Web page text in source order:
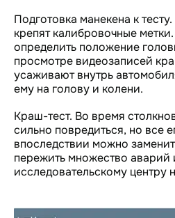
Подготовка манекена к
крепят калибровочные
определить положение
просмотре видеозаписей
усаживают внутрь
ему на голову и колени.
Краш-тест. Во время
сильно повредиться, но все
впоследствии можно
пережить множество аварий
исследовательскому центру